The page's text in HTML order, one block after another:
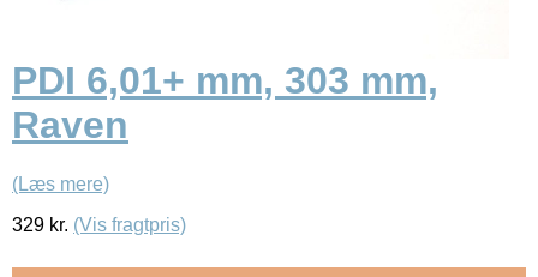
PDI 6,01+ mm, 303 mm,
Raven
(Læs mere)
329 kr. (Vis fragtpris)